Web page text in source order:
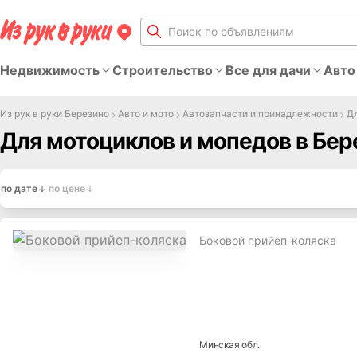
Недвижимость Строительство Все для дачи
Из рук в руки Березино Авто и мото Автозапчасти и принадлежности
Для мотоциклов и мопедов в
по дате по цене
Боковой прийеп-коляска
Минская обл.